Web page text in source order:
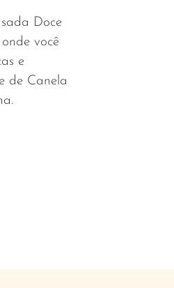
Doce
você
e
de Canela